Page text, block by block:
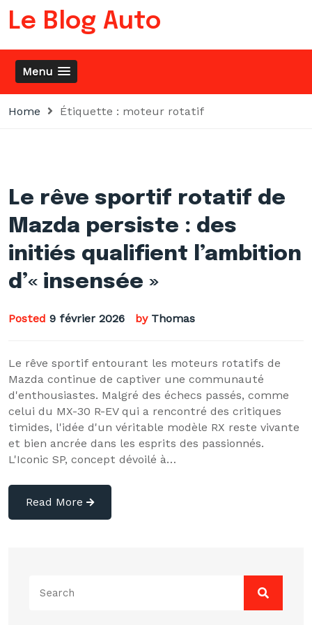
Skip
Le Blog Auto
Menu
Home Étiquette : moteur rotatif
Le rêve sportif rotatif de
Mazda persiste : des
initiés qualifient l’ambition
d’« insensée »
Posted 9 février 2026 by Thomas
Le rêve sportif entourant les moteurs rotatifs de
Mazda continue de captiver une communauté
d'enthousiastes. Malgré des échecs passés, comme
celui du MX-30 R-EV qui a rencontré des critiques
timides, l'idée d'un véritable modèle RX reste vivante
et bien ancrée dans les esprits des passionnés.
L'Iconic SP, concept dévoilé à…
Read More
for: